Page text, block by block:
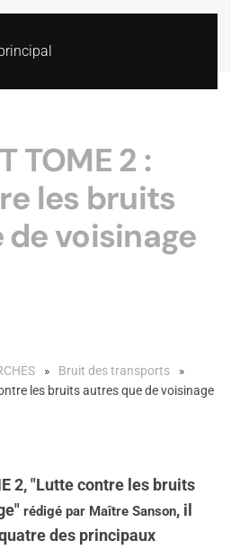
TOME 2 :
les bruits
voisinage
Bruit des transports
les bruits autres que de voisinage
2, "Lutte contre les bruits
rédigé par Maître Sanson, il
des principaux